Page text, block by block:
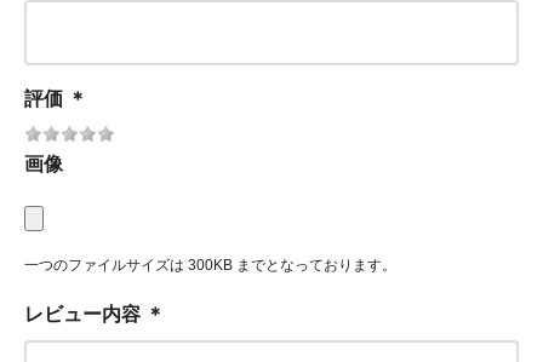
評価 ＊
画像
一つのファイルサイズは 300KB までとなっております。
レビュー内容 ＊